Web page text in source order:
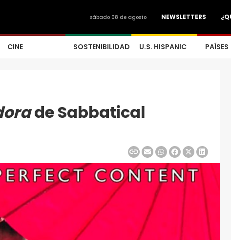
NEWSLETTERS
sábado 08 de agosto
CINE SOSTENIBILIDAD U.S. HISPANIC PAÍSES
de Sabbatical